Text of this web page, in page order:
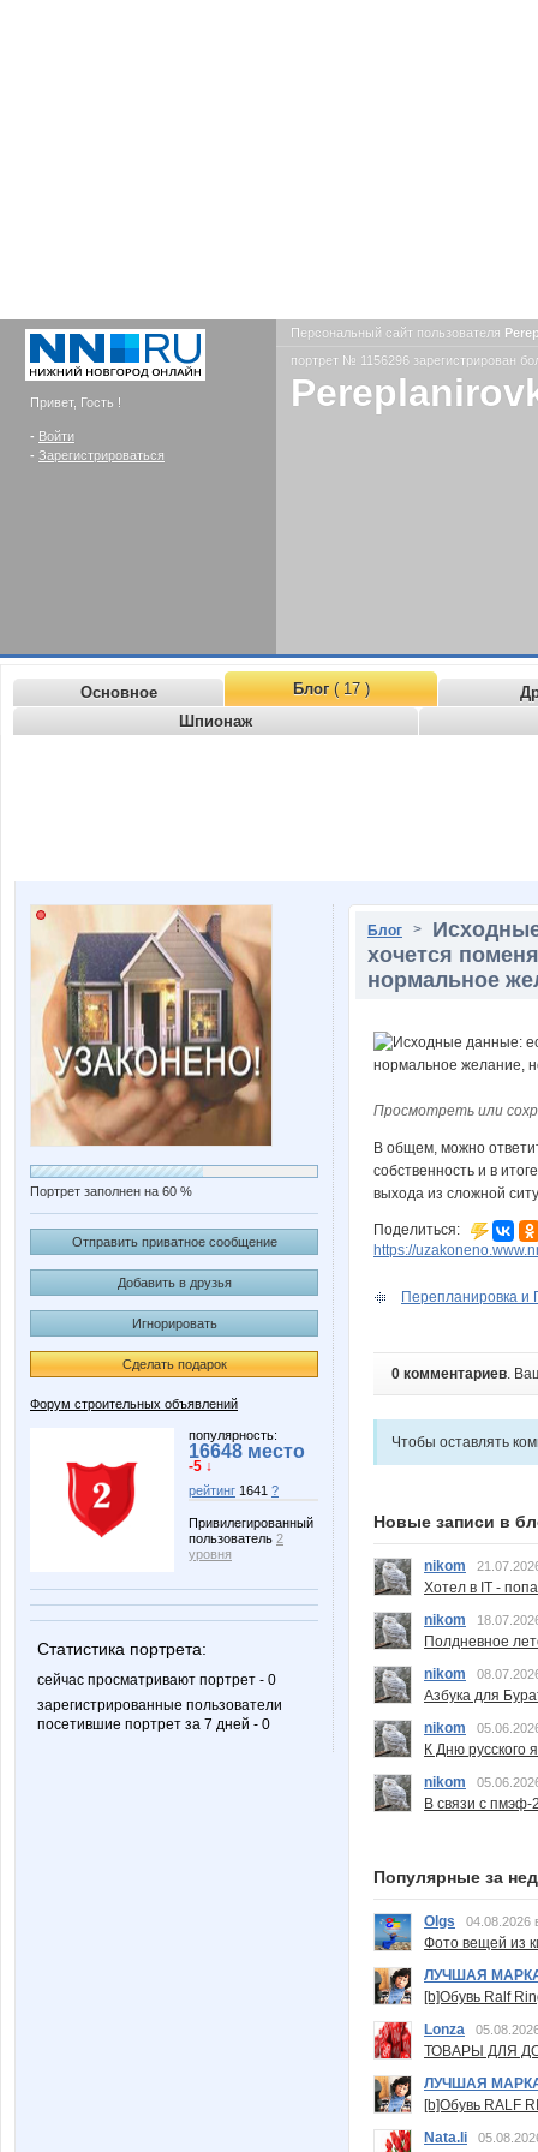
Привет, Гость !
- Войти
- Зарегистрироваться
Персональный сайт пользователя
портрет № 1156296 зарегистрирован
Основное Блог( 17 )
Шпионаж
Портрет заполнен на 60 %
Отправить приватное сообщение
Добавить в друзья
Игнорировать
Сделать подарок
Форум строительных объявлений
популярность:
16648 место
-5 ↓
рейтинг 1641 ?
Привилегированный
пользователь 2
уровня
Статистика портрета:
сейчас просматривают портрет - 0
зарегистрированные пользователи
посетившие портрет за 7 дней - 0
Блог >
хочется
нормальное
Просмотреть или
В общем, можно
собственность и в
выхода из сложной
Поделиться:
https://
Перепланировка и
0 комментариев.
Чтобы оставлять
Новые записи в
nikom
Хотел в IT -
nikom
Полдневное
nikom
Азбука для
nikom
К Дню русского
nikom
В связи с пмэф-
Популярные за
Olgs 04.08.2026
Фото вещей из
ЛУЧШАЯ
[b]Обувь Ralf
Lonza
ТОВАРЫ ДЛЯ
ЛУЧШАЯ
[b]Обувь RALF
Nata.li